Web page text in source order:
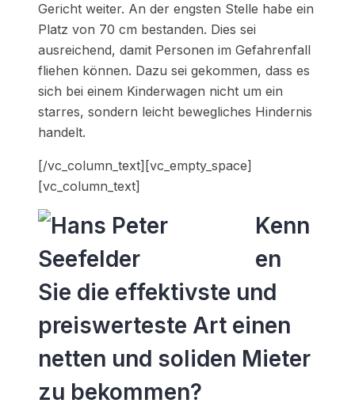
Gericht weiter. An der engsten Stelle habe ein
Platz von 70 cm bestanden. Dies sei
ausreichend, damit Personen im Gefahrenfall
fliehen können. Dazu sei gekommen, dass es
sich bei einem Kinderwagen nicht um ein
starres, sondern leicht bewegliches Hindernis
handelt.
[/vc_column_text][vc_empty_space]
[vc_column_text]
Kenn
en
Sie die effektivste und
preiswerteste Art einen
netten und soliden Mieter
zu bekommen?